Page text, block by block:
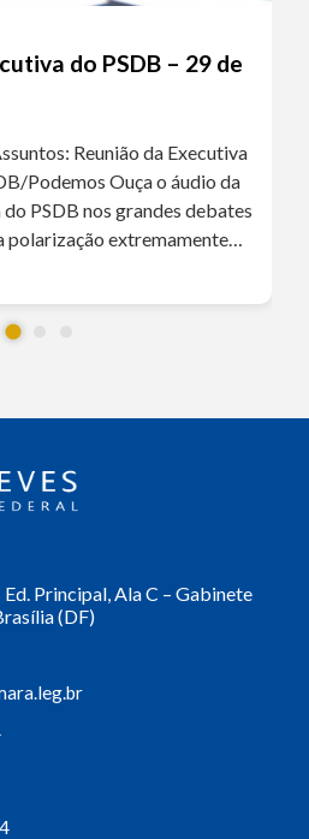
do PSDB – 29 de
Reunião da Executiva
Podemos Ouça o áudio da
PSDB nos grandes debates
polarização extremamente…
Ed. Principal, Ala C – Gabinete
(DF)